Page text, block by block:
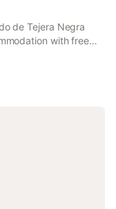
de Tejera Negra
with free
a garden and a
views.